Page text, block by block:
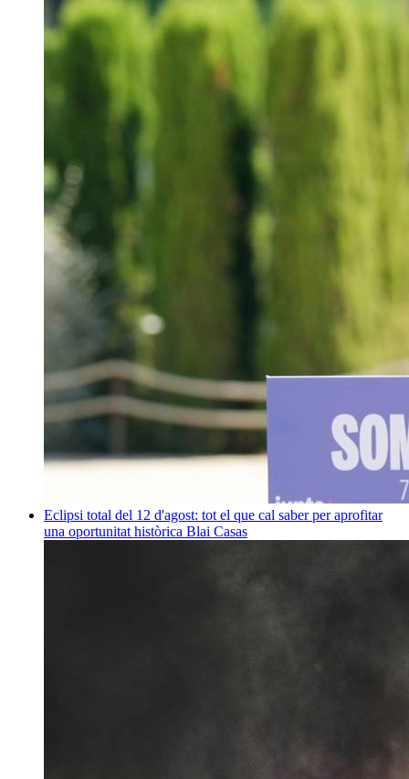
Eclipsi total del 12 d'agost: tot el que cal saber per aprofitar
una oportunitat històrica Blai Casas